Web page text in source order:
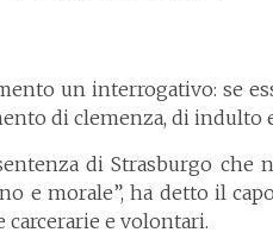
un interrogativo: se
di clemenza, di indulto
di Strasburgo
e morale”, ha detto il
carcerarie e volontari.